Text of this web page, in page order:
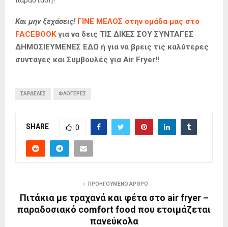
Και μην ξεχάσεις! ΓΙΝΕ ΜΕΛΟΣ στην ομάδα μας στο
FACEBOOKγια να δεις ΤΙΣ ΔΙΚΕΣ ΣΟΥ ΣΥΝΤΑΓΕΣ
ΔΗΜΟΣΙΕΥΜΕΝΕΣ ΕΔΩ ή για να βρεις τις καλύτερες
συνταγες και Συμβουλές για Air Fryer!!
ΣΑΡΔΕΛΕΣ ΦΛΟΓΕΡΕΣ
SHARE 0
ΠΡΟΗΓΟΎΜΕΝΟ ΆΡΘΡΟ
Πιτάκια με τραχανά και φέτα στο air fryer –
παραδοσιακό comfort food που ετοιμάζεται
πανεύκολα